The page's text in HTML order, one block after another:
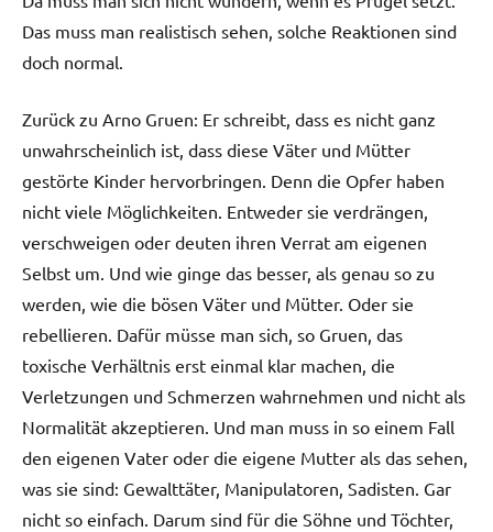
Das muss man realistisch sehen, solche Reaktionen sind
doch normal.
Zurück zu Arno Gruen: Er schreibt, dass es nicht ganz
unwahrscheinlich ist, dass diese Väter und Mütter
gestörte Kinder hervorbringen. Denn die Opfer haben
nicht viele Möglichkeiten. Entweder sie verdrängen,
verschweigen oder deuten ihren Verrat am eigenen
Selbst um. Und wie ginge das besser, als genau so zu
werden, wie die bösen Väter und Mütter. Oder sie
rebellieren. Dafür müsse man sich, so Gruen, das
toxische Verhältnis erst einmal klar machen, die
Verletzungen und Schmerzen wahrnehmen und nicht als
Normalität akzeptieren. Und man muss in so einem Fall
den eigenen Vater oder die eigene Mutter als das sehen,
was sie sind: Gewalttäter, Manipulatoren, Sadisten. Gar
nicht so einfach. Darum sind für die Söhne und Töchter,